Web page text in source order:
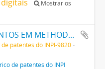
Mostrar os
APERFEIÇOAMENTOS EM METHODO DE FABRICAR GAZ ILLUMINANTE LIQUEFEITO, E APPARELHO PARA ESSE FIM
patentes do INPI-9820
de patentes do INPI